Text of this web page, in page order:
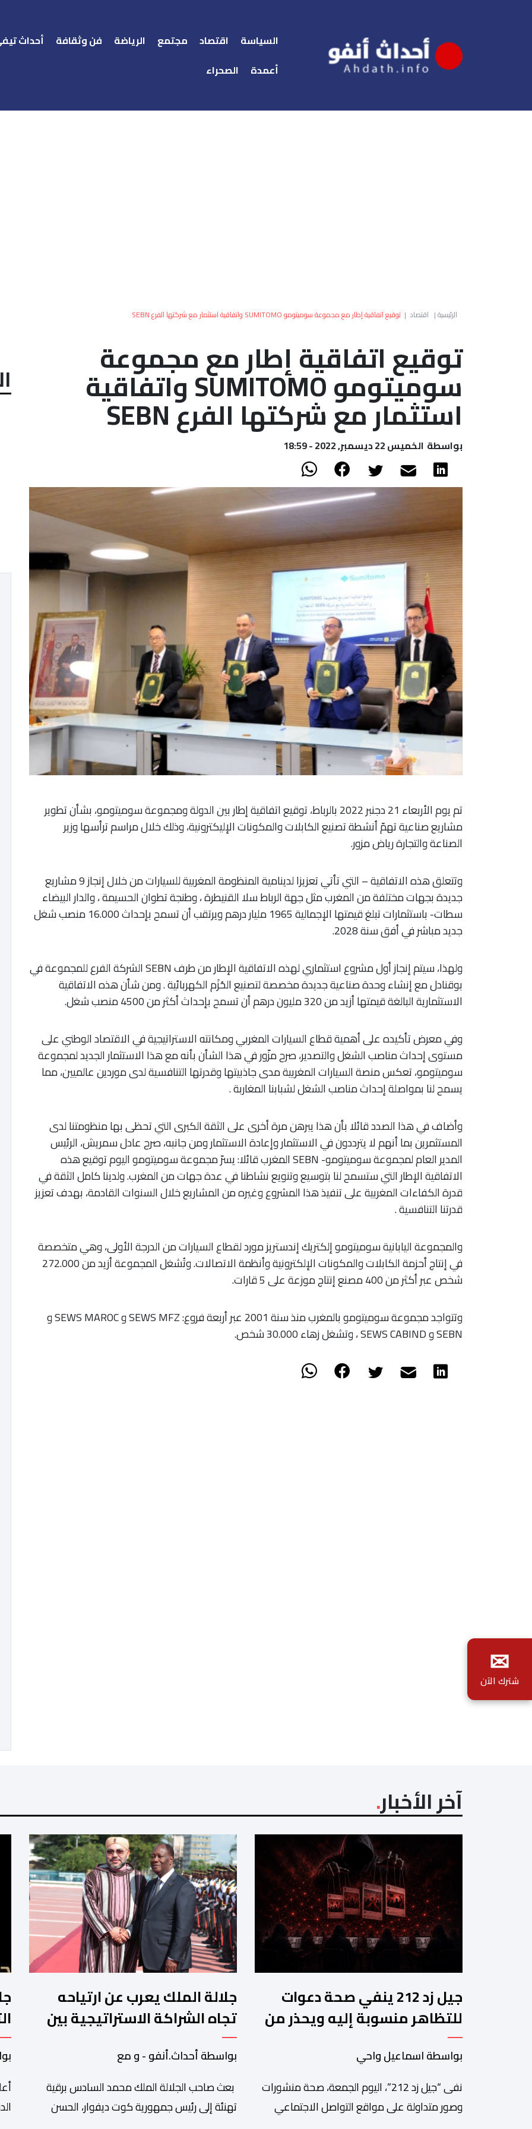
السياسة اقتصاد مجتمع الرياضة فن وثقافة أحداث
أعمدة
الصحراء
الرئيسية| اقتصاد | توقيع اتفاقية إطار مع مجموعة سوميتومو SUMITOMO واتفاقية استثمار مع شركتها الفرع SEBN
توقيع اتفاقية إطار مع مجموعة
سوميتومو SUMITOMO واتفاقية
استثمار مع شركتها الفرع SEBN
بواسطة الخميس 22 ديسمبر, 2022 - 18:59
تم يوم الأربعاء 21 دجنبر 2022 بالرباط، توقيع اتفاقية إطار بين الدولة ومجموعة سوميتومو، بشأن تطوير
مشاريع صناعية تهمّ أنشطة تصنيع الكابلات والمكونات الإليكترونية، وذلك خلال مراسم ترأسها وزير
الصناعة والتجارة رياض مزور.
وتتعلق هذه الاتفاقية – التي تأتي تعزيزا لدينامية المنظومة المغربية للسيارات من خلال إنجاز 9 مشاريع
جديدة بجهات مختلفة من المغرب مثل جهة الرباط سلا القنيطرة ، وطنجة تطوان الحسيمة ، والدار البيضاء
سطات- باستثمارات تبلغ قيمتها الإجمالية 1965 مليار درهم ويرتقب أن تسمح بإحداث 16.000 منصب شغل
جديد مباشر في أفق سنة 2028.
ولهذا، سيتم إنجاز أول مشروع استثماري لهذه الاتفاقية الإطار من طرف SEBN الشركة الفرع للمجموعة في
بوقنادل مع إنشاء وحدة صناعية جديدة مخصصة لتصنيع الحُزَم الكهربائية . ومن شأن هذه الاتفاقية
الاستثمارية البالغة قيمتها أزيد من 320 مليون درهم أن تسمح بإحداث أكثر من 4500 منصب شغل.
وفي معرض تأكيده على أهمية قطاع السيارات المغربي ومكانته الاستراتيجية في الاقتصاد الوطني على
مستوى إحداث مناصب الشغل والتصدير، صرح مزّور في هذا الشأن بأنه مع هذا الاستثمار الجديد لمجموعة
سوميتومو، تعكس منصة السيارات المغربية مدى جاذبيتها وقدرتها التنافسية لدى موردين عالميين، مما
يسمح لنا بمواصلة إحداث مناصب الشغل لشبابنا المغاربة .
وأضاف في هذا الصدد قائلا بأن هذا يبرهن مرة أخرى على الثقة الكبرى التي تحظى بها منظومتنا لدى
المستثمرين بما أنهم لا يترددون في الاستثمار وإعادة الاستثمار ومن جانبه، صرح عادل سمريش، الرئيس
المدير العام لمجموعة سوميتومو- SEBN المغرب قائلا: يسرّ مجموعة سوميتومو اليوم توقيع هذه
الاتفاقية الإطار التي ستسمح لنا بتوسيع وتنويع نشاطنا في عدة جهات من المغرب. ولدينا كامل الثقة في
قدرة الكفاءات المغربية على تنفيذ هذا المشروع وغيره من المشاريع خلال السنوات القادمة، بهدف تعزيز
قدرتنا التنافسية .
والمجموعة اليابانية سوميتومو إلكتريك إندستريز مورد لقطاع السيارات من الدرجة الأولى، وهي متخصصة
في إنتاج أحزمة الكابلات والمكونات الإلكترونية وأنظمة الاتصالات. وتُشغل المجموعة أزيد من 272.000
شخص عبر أكثر من 400 مصنع إنتاج موزعة على 5 قارات.
وتتواجد مجموعة سوميتومو بالمغرب منذ سنة 2001 عبر أربعة فروع: SEWS MFZ و SEWS MAROC و
SEBN و SEWS CABIND ، وتشغل زهاء 30.000 شخص.
آخر الأخبار
جيل زد 212 ينفي صحة دعوات
للتظاهر منسوبة إليه ويحذر من
منشورات مفبركة
بواسطة اسماعيل واحي
نفى “جيل زد 212”، اليوم الجمعة، صحة منشورات
وصور متداولة على مواقع التواصل الاجتماعي
جلالة الملك يعرب عن ارتياحه
تجاه الشراكة الاستراتيجية بين
المغرب والكوت ديفوار
بواسطة أحداث.أنفو - و مع
بعث صاحب الجلالة الملك محمد السادس برقية
تهنئة إلى رئيس جمهورية كوت ديفوار، الحسن
✉
شترك الآن